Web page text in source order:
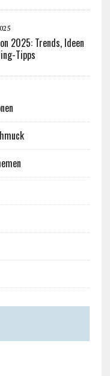
2025: Trends, Ideen
Tipps